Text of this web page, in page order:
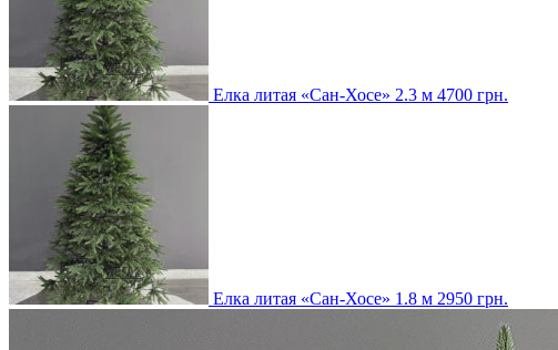
Елка литая «Сан-Хосе» 2.3 м 4700 грн.
Елка литая «Сан-Хосе» 1.8 м 2950 грн.